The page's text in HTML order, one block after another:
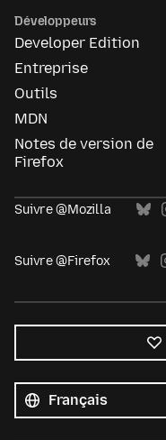
Développeurs
Developer Edition
Entreprise
Outils
MDN
Notes de version de
Firefox
Suivre @Mozilla
Suivre @Firefox
les
langues
Langue